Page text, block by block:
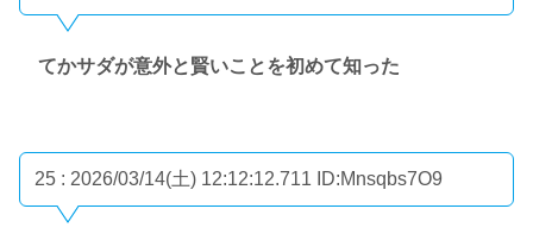
てかサダが意外と賢いことを初めて知った
25 : 2026/03/14(土) 12:12:12.711 ID:Mnsqbs7O9